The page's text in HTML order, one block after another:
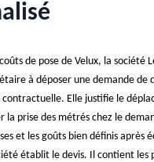
de pose de Velux, la société
à déposer une demande de
contractuelle. Elle justifie le
la prise des métrés chez le
et les goûts bien définis après
établit le devis. Il contient les